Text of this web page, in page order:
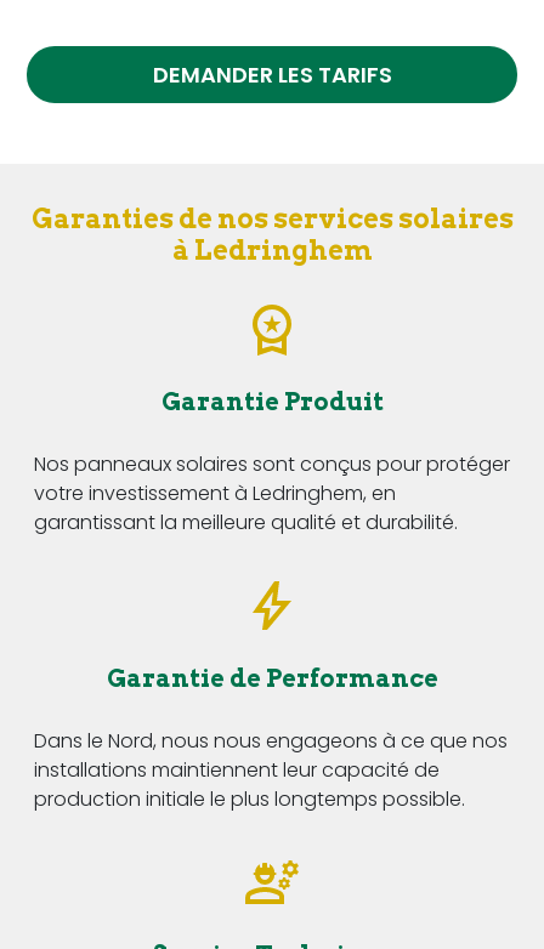
DEMANDER LES TARIFS
Garanties de nos services solaires
à Ledringhem
Garantie Produit
Nos panneaux solaires sont conçus pour protéger
votre investissement à Ledringhem, en
garantissant la meilleure qualité et durabilité.
Garantie de Performance
Dans le Nord, nous nous engageons à ce que nos
installations maintiennent leur capacité de
production initiale le plus longtemps possible.